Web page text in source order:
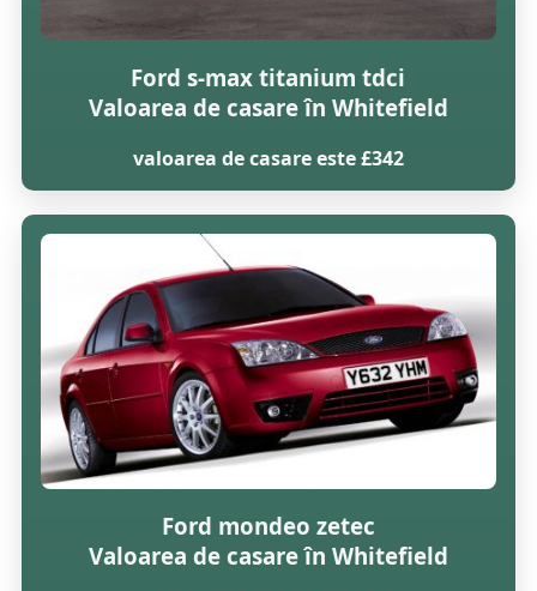
Ford s-max titanium tdci
Valoarea de casare în Whitefield
valoarea de casare este £342
Ford mondeo zetec
Valoarea de casare în Whitefield